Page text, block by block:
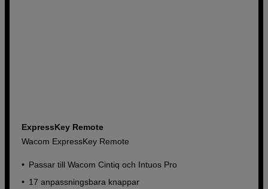
ExpressKey Remote
Wacom ExpressKey Remote
Passar till Wacom Cintiq och Intuos Pro
17 anpassningsbara knappar